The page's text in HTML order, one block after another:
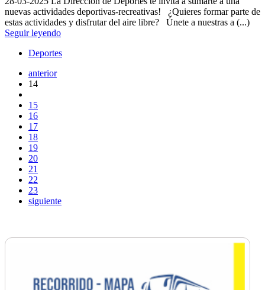
nuevas actividades deportivas-recreativas! ¿Quieres formar parte de
estas actividades y disfrutar del aire libre? Únete a nuestras a (...)
Seguir leyendo
Deportes
anterior
14
15
16
17
18
19
20
21
22
23
siguiente